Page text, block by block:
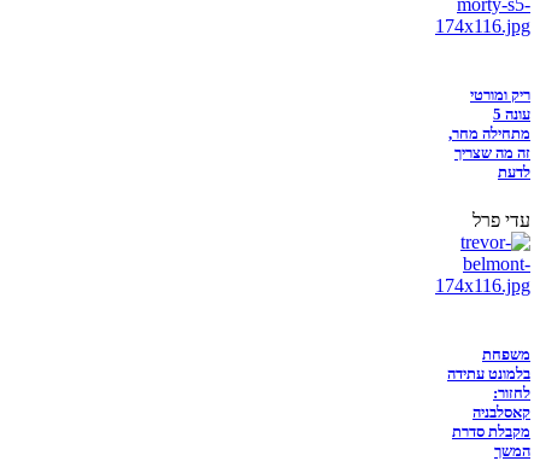
ריק ומורטי
עונה 5
מתחילה מחר,
זה מה שצריך
לדעת
עדי פרל
משפחת
בלמונט עתידה
לחזור:
קאסלבניה
מקבלת סדרת
המשך